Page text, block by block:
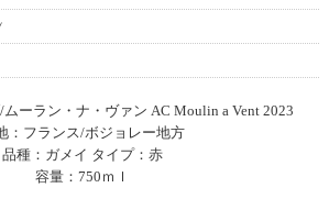
ーラン・ナ・ヴァン AC Moulin a Vent 2023
：フランス/ボジョレー地方
品種：ガメイ タイプ：赤
容量：750ｍｌ